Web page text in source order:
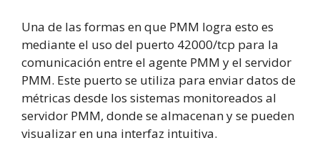
Una de las formas en que PMM logra esto es
mediante el uso del puerto 42000/tcp para la
comunicación entre el agente PMM y el servidor
PMM. Este puerto se utiliza para enviar datos de
métricas desde los sistemas monitoreados al
servidor PMM, donde se almacenan y se pueden
visualizar en una interfaz intuitiva.